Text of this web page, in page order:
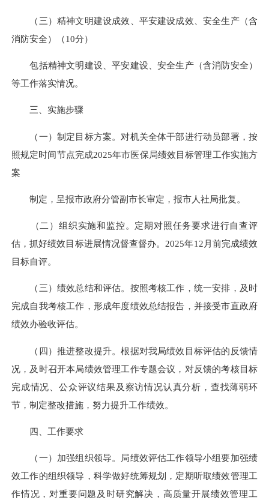
（三）精神文明建设成效、平安建设成效、安全生产（含
消防安全）（10分）
包括精神文明建设、平安建设、安全生产（含消防安全）
等工作落实情况。
三、实施步骤
（一）制定目标方案。对机关全体干部进行动员部署，按
照规定时间节点完成2025年市医保局绩效目标管理工作实施方
案
制定，呈报市政府分管副市长审定，报市人社局批复。
（二）组织实施和监控。定期对照任务要求进行自查评
估，抓好绩效目标进展情况督查督办。2025年12月前完成绩效
目标自评。
（三）绩效总结和评估。按照考核工作，统一安排，及时
完成自我考核工作，形成年度绩效总结报告，并接受市直政府
绩效办验收评估。
（四）推进整改提升。根据对我局绩效目标评估的反馈情
况，及时召开本局绩效管理工作专题会议，对反馈的考核目标
完成情况、公众评议结果及察访情况认真分析，查找薄弱环
节，制定整改措施，努力提升工作绩效。
四、工作要求
（一）加强组织领导。局绩效评估工作领导小组要加强绩
效工作的组织领导，科学做好统筹规划，定期听取绩效管理工
作情况，对重要问题及时研究解决，高质量开展绩效管理工